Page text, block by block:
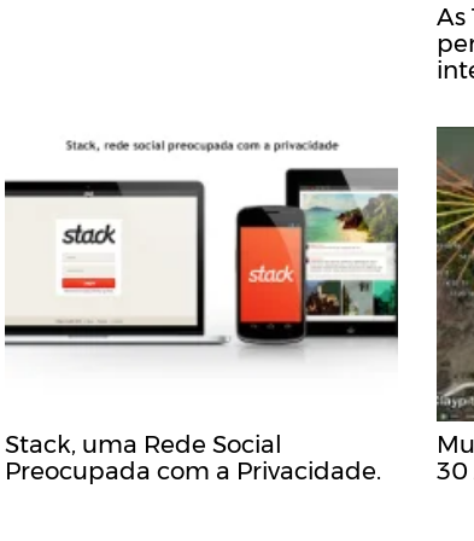
As
Stack, uma Rede Social
Preocupada com a Privacidade.
30